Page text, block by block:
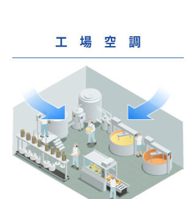
​工 場 空 調